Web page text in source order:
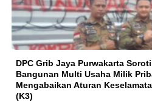
DPC Grib Jaya Purwakarta
Bangunan Multi Usaha Milik
Mengabaikan Aturan
(K3)